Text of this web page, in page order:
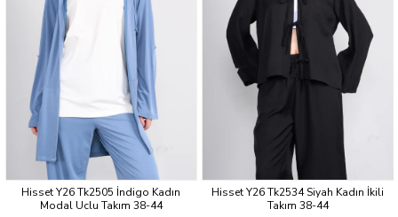
Hisset Y26 Tk2505 İndigo Kadın
Modal Uclu Takım 38-44
Hisset Y26 Tk2534 Siyah Kadın İkili
Takım 38-44